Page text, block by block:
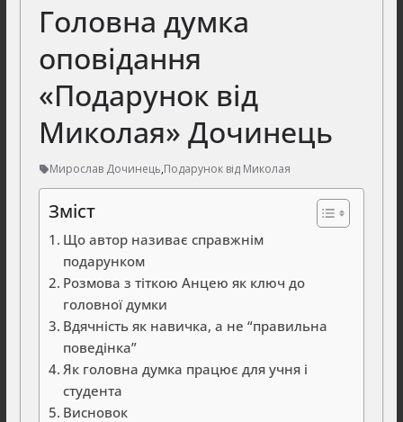
Головна думка
оповідання
«Подарунок від
Миколая» Дочинець
Мирослав Дочинець,Подарунок від Миколая
Зміст
Що автор називає справжнім
подарунком
Розмова з тіткою Анцею як ключ до
головної думки
Вдячність як навичка, а не “правильна
поведінка”
Як головна думка працює для учня і
студента
Висновок